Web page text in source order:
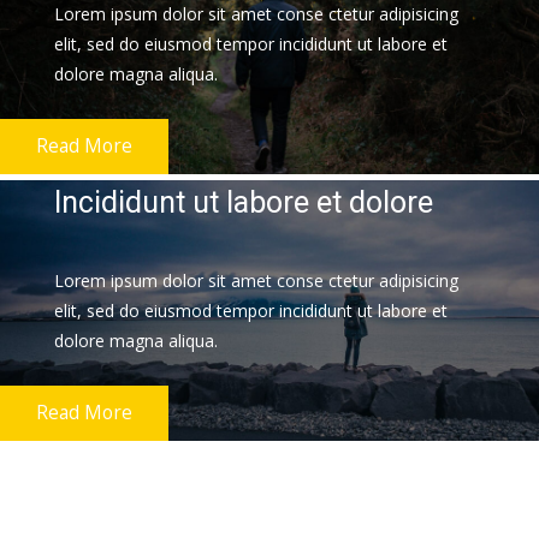
Lorem ipsum dolor sit amet conse ctetur adipisicing
elit, sed do eiusmod tempor incididunt ut labore et
dolore magna aliqua.
Read More
Incididunt ut labore et dolore
Lorem ipsum dolor sit amet conse ctetur adipisicing
elit, sed do eiusmod tempor incididunt ut labore et
dolore magna aliqua.
Read More